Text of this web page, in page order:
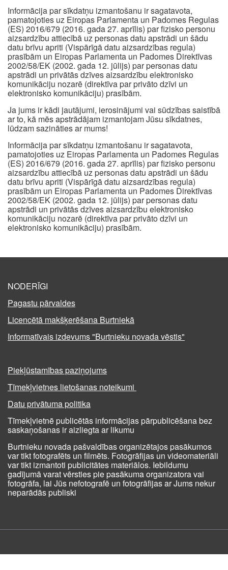
Informācija par sīkdatņu izmantošanu ir sagatavota,
pamatojoties uz Eiropas Parlamenta un Padomes Regulas
(ES) 2016/679 (2016. gada 27. aprīlis) par fizisko personu
aizsardzību attiecībā uz personas datu apstrādi un šādu
datu brīvu apriti (Vispārīgā datu aizsardzības regula)
prasībām un Eiropas Parlamenta un Padomes Direktīvas
2002/58/EK (2002. gada 12. jūlijs) par personas datu
apstrādi un privātās dzīves aizsardzību elektronisko
komunikāciju nozarē (direktīva par privāto dzīvi un
elektronisko komunikāciju) prasībām.
Ja jums ir kādi jautājumi, ierosinājumi vai sūdzības saistībā
ar to, kā mēs apstrādājam izmantojam Jūsu sīkdatnes,
lūdzam sazināties ar mums!
Informācija par sīkdatņu izmantošanu ir sagatavota,
pamatojoties uz Eiropas Parlamenta un Padomes Regulas
(ES) 2016/679 (2016. gada 27. aprīlis) par fizisko personu
aizsardzību attiecībā uz personas datu apstrādi un šādu
datu brīvu apriti (Vispārīgā datu aizsardzības regula)
prasībām un Eiropas Parlamenta un Padomes Direktīvas
2002/58/EK (2002. gada 12. jūlijs) par personas datu
apstrādi un privātās dzīves aizsardzību elektronisko
komunikāciju nozarē (direktīva par privāto dzīvi un
elektronisko komunikāciju) prasībām.
NODERĪGI
Pagastu pārvaldes
Licencētā makšķerēšana Burtniekā
Informatīvais izdevums "Burtnieku novada vēstis"
Piekļūstamības paziņojums
Tīmekļvietnes lietošanas noteikumi
Datu privātuma politika
Tīmekļvietnē publicētās informācijas pārpublicēšana bez
saskaņošanas ir aizliegta ar likumu
Burtnieku novada pašvaldības organizētajos pasākumos
var tikt fotografēts un filmēts. Fotogrāfijas un videomateriāli
var tikt izmantoti publicitātes materiālos. Iebildumu
gadījumā varat vērsties pie pasākuma organizatora vai
fotogrāfa, lai Jūs nefotografē un fotogrāfijas ar Jums nekur
neparādās publiski